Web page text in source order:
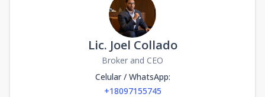
Lic. Joel Collado
Broker and CEO
Celular / WhatsApp:
+18097155745